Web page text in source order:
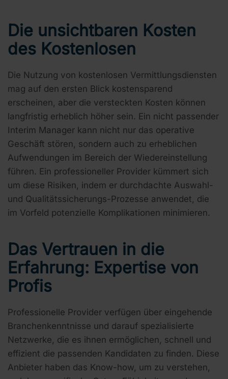
Die unsichtbaren Kosten
des Kostenlosen
Die Nutzung von kostenlosen Vermittlungsdiensten
mag auf den ersten Blick kostensparend
erscheinen, aber die versteckten Kosten können
langfristig erheblich höher sein. Ein nicht passender
Interim Manager kann nicht nur das operative
Geschäft stören, sondern auch zu erheblichen
Aufwendungen im Bereich der Wiedereinstellung
führen. Ein professioneller Provider kümmert sich
um diese Risiken, indem er durchdachte Auswahl-
und Qualitätssicherungs-Prozesse anwendet, die
im Vorfeld potenzielle Komplikationen minimieren.
Das Vertrauen in die
Erfahrung: Expertise von
Profis
Professionelle Provider verfügen über eingehende
Branchenkenntnisse und darauf spezialisierte
Netzwerke, die es ihnen ermöglichen, schnell und
effizient die passenden Kandidaten zu finden. Diese
Anbieter haben das Know-how, um zu verstehen,